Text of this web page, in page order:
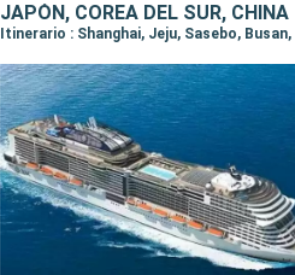
JAPÓN, COREA DEL SUR, CHINA
Itinerario : Shanghai, Jeju, Sasebo, Busan,